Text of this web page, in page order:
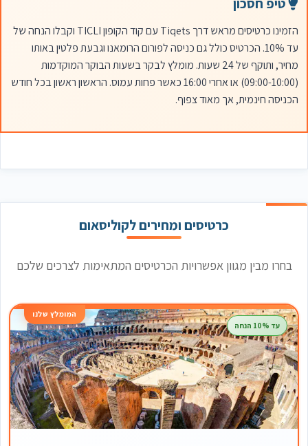
הזמינו כרטיסים מראש דרך Tiqets עם קוד הקופון TICLI וקבלו הנחה של
עד 10%. הכרטיס כולל גם כניסה לפורום הרומאנו וגבעת פלטין באותו
מחיר, ותוקף של 24 שעות. מומלץ לבקר בשעות הבוקר המוקדמות
(09:00-10:00) או אחרי 16:00 כאשר פחות עמוס. הראשון ראשון בכל חודש
הכניסה חינמית, אך מאוד צפוף.
כרטיסים ומחירים לקוליסאום
בחרו מבין מגוון אפשרויות הכרטיסים המתאימות לצרכים שלכם
המומלץ שלנו
עד 10% הנחה